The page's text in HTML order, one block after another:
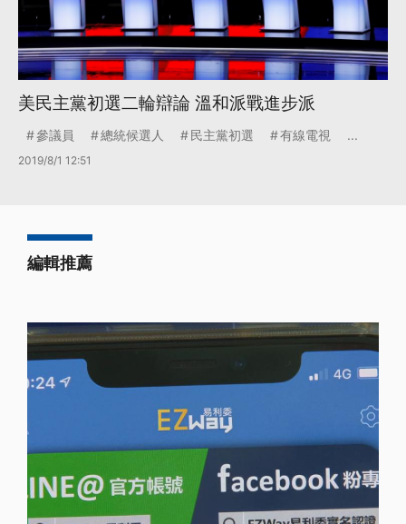
美民主黨初選二輪辯論 溫和派戰進步派
參議員 總統候選人 民主黨初選 有線電視 ...
2019/8/1 12:51
編輯推薦